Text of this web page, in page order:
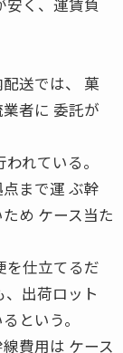
送では、 菓
者に 委託が
れている。
まで運 ぶ幹
め ケース当た
を仕立てるだ
出荷ロット
という。
費用は ケース